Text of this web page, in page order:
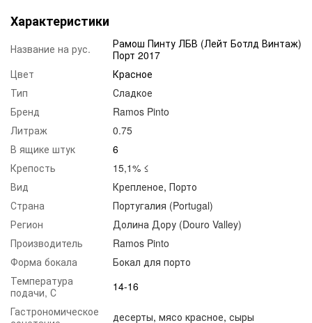
Характеристики
Название на рус.
Рамош Пинту ЛБВ (Лейт Ботлд Винтаж)
Порт 2017
Цвет
Красное
Тип
Сладкое
Бренд
Ramos Pinto
Литраж
0.75
В ящике штук
6
Крепость
15,1% ≤
Вид
Крепленое, Порто
Страна
Португалия (Portugal)
Регион
Долина Дору (Douro Valley)
Производитель
Ramos Pinto
Форма бокала
Бокал для порто
Температура
подачи, С
14-16
Гастрономическое
десерты, мясо красное, сыры